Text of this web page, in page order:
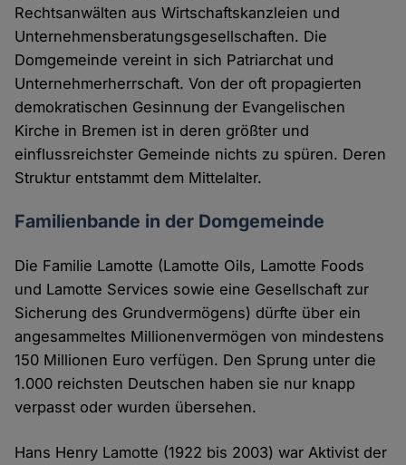
Rechtsanwälten aus Wirtschaftskanzleien und
Unternehmensberatungsgesellschaften. Die
Domgemeinde vereint in sich Patriarchat und
Unternehmerherrschaft. Von der oft propagierten
demokratischen Gesinnung der Evangelischen
Kirche in Bremen ist in deren größter und
einflussreichster Gemeinde nichts zu spüren. Deren
Struktur entstammt dem Mittelalter.
Familienbande in der Domgemeinde
Die Familie Lamotte (Lamotte Oils, Lamotte Foods
und Lamotte Services sowie eine Gesellschaft zur
Sicherung des Grundvermögens) dürfte über ein
angesammeltes Millionenvermögen von mindestens
150 Millionen Euro verfügen. Den Sprung unter die
1.000 reichsten Deutschen haben sie nur knapp
verpasst oder wurden übersehen.
Hans Henry Lamotte (1922 bis 2003) war Aktivist der